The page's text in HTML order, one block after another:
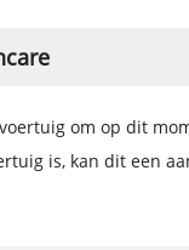
om op dit
is, kan dit een